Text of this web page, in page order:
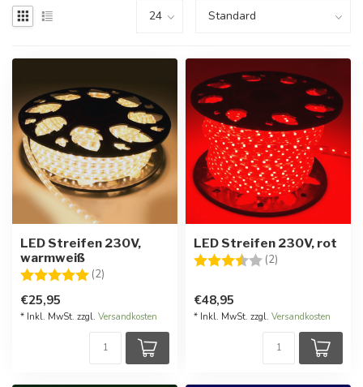
LED Streifen 230V,
warmweiß
Bewertung:
(2)
€25,95
* Inkl. MwSt. zzgl. Versandkosten
LED Streifen 230V, rot
Bewertung:
(2)
€48,95
* Inkl. MwSt. zzgl. Versandkosten